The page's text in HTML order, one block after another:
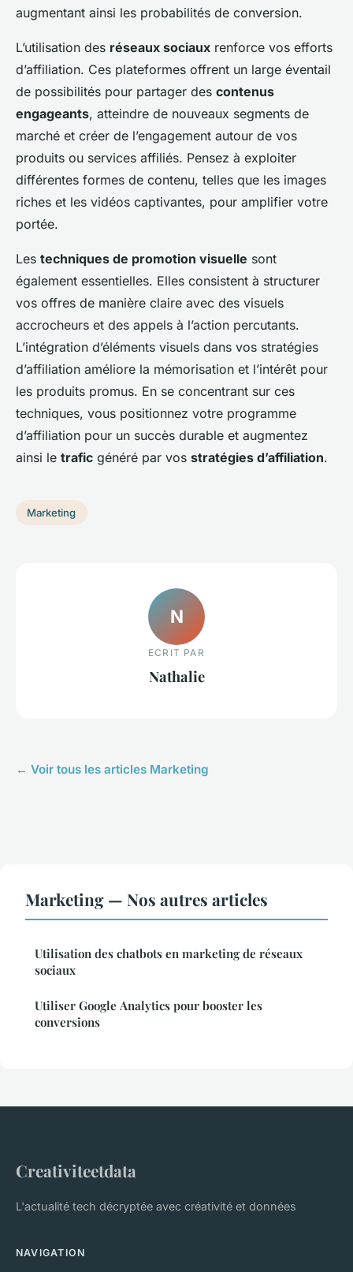
augmentant ainsi les probabilités de conversion.
L’utilisation des réseaux sociaux renforce vos efforts
d’affiliation. Ces plateformes offrent un large éventail
de possibilités pour partager des contenus
engageants, atteindre de nouveaux segments de
marché et créer de l’engagement autour de vos
produits ou services affiliés. Pensez à exploiter
différentes formes de contenu, telles que les images
riches et les vidéos captivantes, pour amplifier votre
portée.
Les techniques de promotion visuelle sont
également essentielles. Elles consistent à structurer
vos offres de manière claire avec des visuels
accrocheurs et des appels à l’action percutants.
L’intégration d’éléments visuels dans vos stratégies
d’affiliation améliore la mémorisation et l’intérêt pour
les produits promus. En se concentrant sur ces
techniques, vous positionnez votre programme
d’affiliation pour un succès durable et augmentez
ainsi le trafic généré par vos stratégies d’affiliation.
Marketing
N
ECRIT PAR
Nathalie
← Voir tous les articles Marketing
Marketing — Nos autres articles
Utilisation des chatbots en marketing de réseaux
sociaux
Utiliser Google Analytics pour booster les
conversions
Creativiteetdata
L'actualité tech décryptée avec créativité et données
NAVIGATION